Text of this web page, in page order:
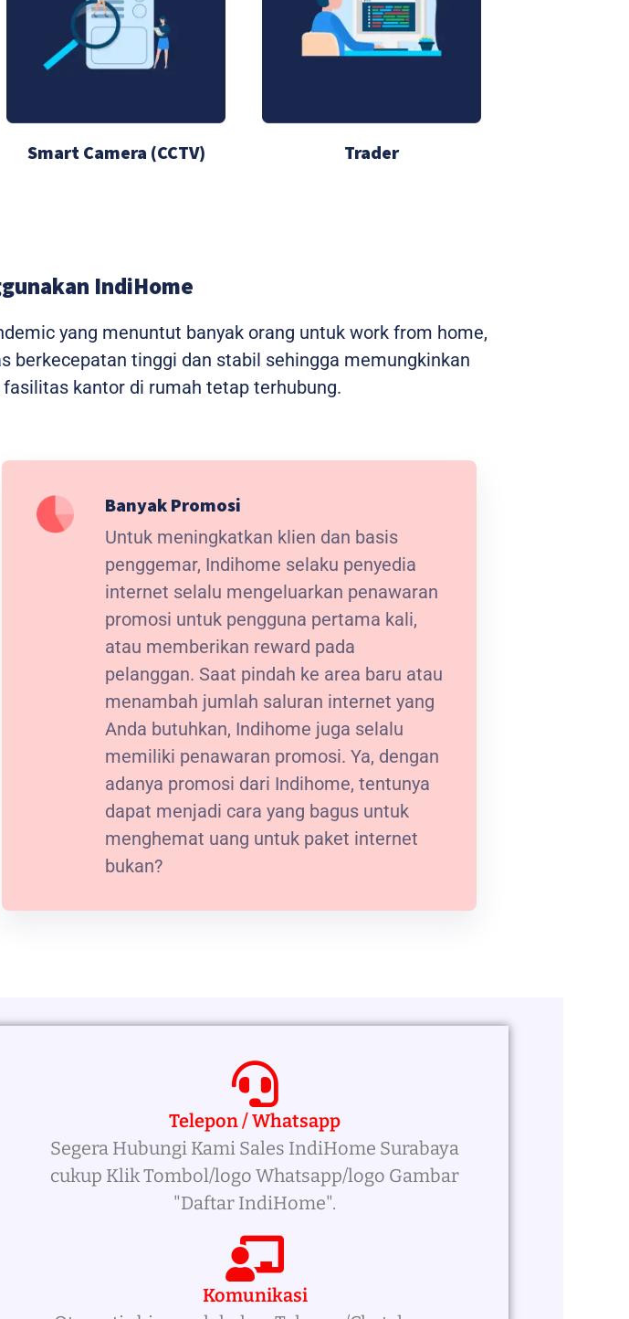
Smart Camera (CCTV) Trader
IndiHome
yang menuntut banyak orang untuk work from home,
tinggi dan stabil sehingga memungkinkan
kantor di rumah tetap terhubung.
Banyak Promosi
Untuk meningkatkan klien dan basis
penggemar, Indihome selaku penyedia
internet selalu mengeluarkan penawaran
promosi untuk pengguna pertama kali,
atau memberikan reward pada
pelanggan. Saat pindah ke area baru atau
menambah jumlah saluran internet yang
Anda butuhkan, Indihome juga selalu
memiliki penawaran promosi. Ya, dengan
adanya promosi dari Indihome, tentunya
dapat menjadi cara yang bagus untuk
menghemat uang untuk paket internet
bukan?
Telepon / Whatsapp
Segera Hubungi Kami Sales IndiHome Surabaya
cukup Klik Tombol/logo Whatsapp/logo Gambar
"Daftar IndiHome".
Komunikasi